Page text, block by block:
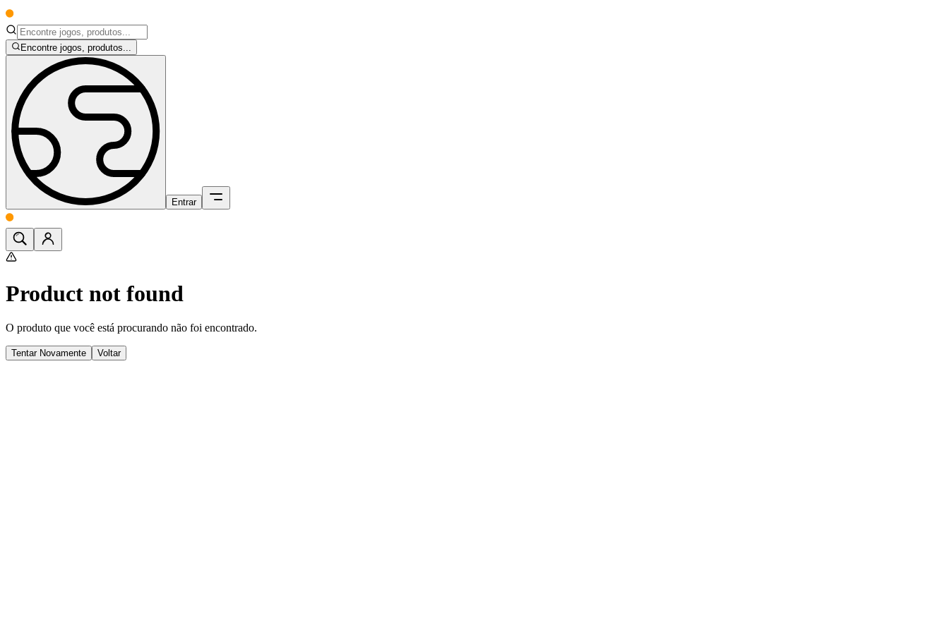
Encontre jogos, produtos...
Entrar
Product not found
O produto que você está procurando não foi encontrado.
Tentar Novamente Voltar